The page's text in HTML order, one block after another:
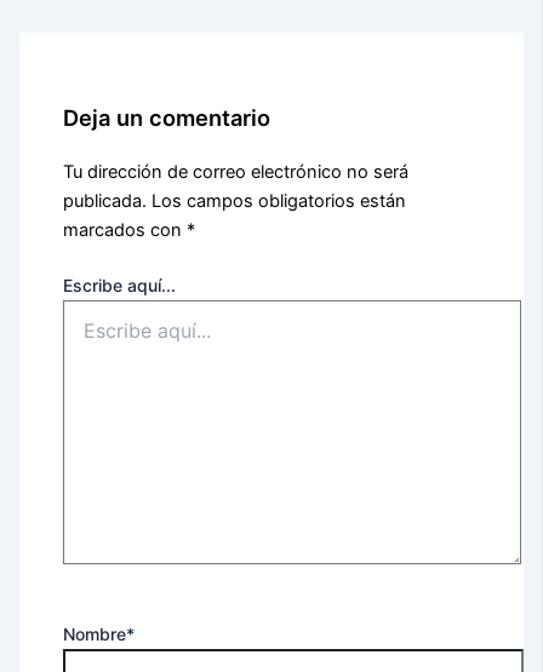
Deja un comentario
Tu dirección de correo electrónico no será
publicada. Los campos obligatorios están
marcados con *
Escribe aquí...
Nombre*